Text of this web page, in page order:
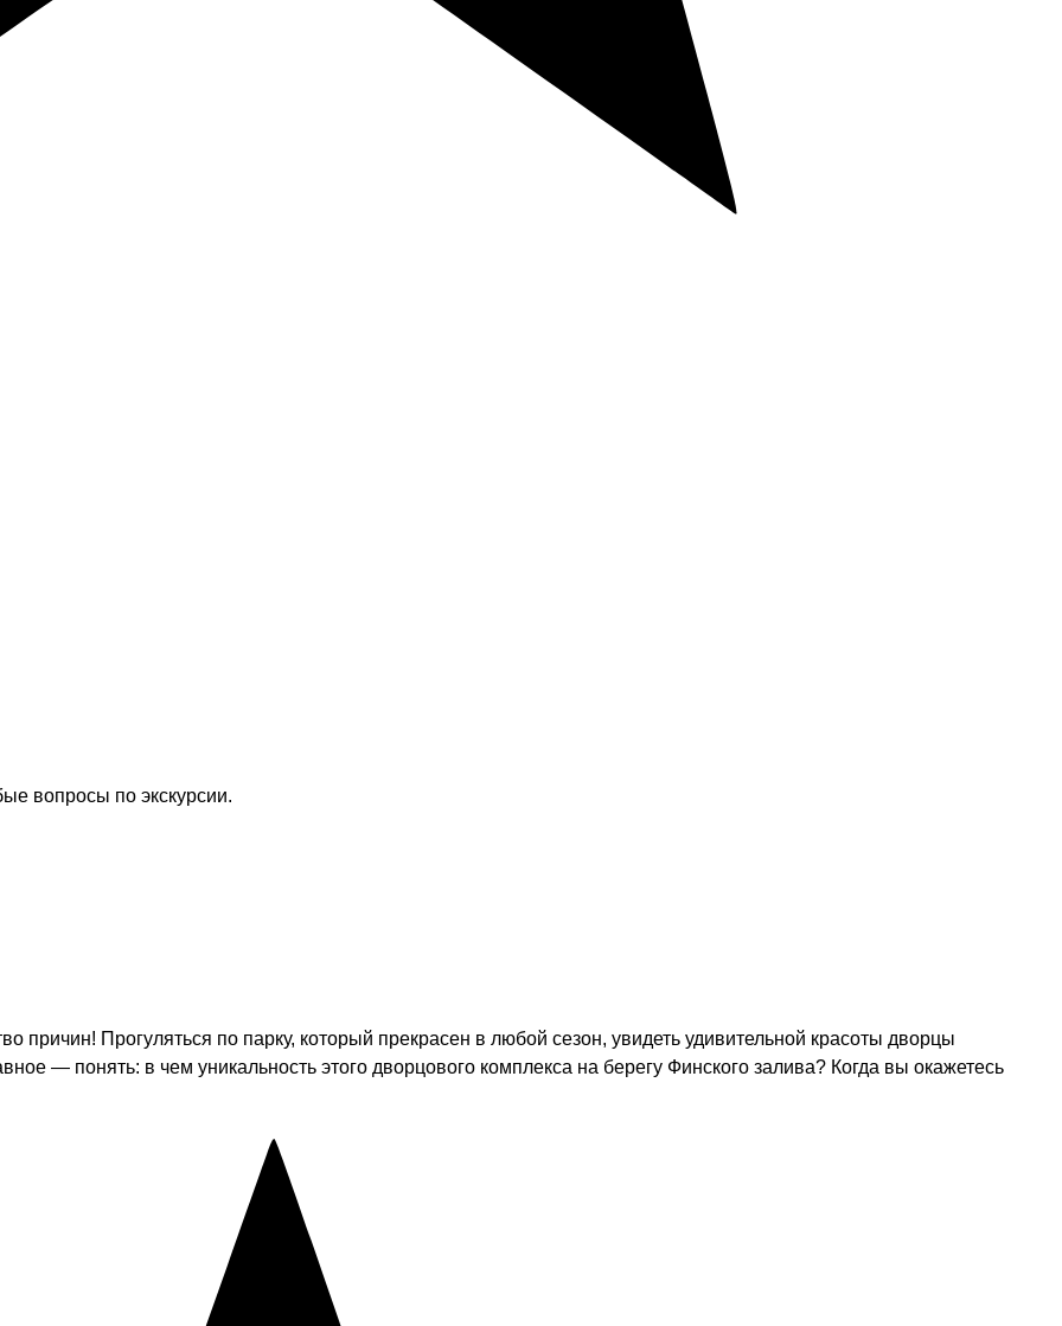
вопросы по экскурсии.
причин! Прогуляться по парку, который прекрасен в любой сезон, увидеть удивительной красоты дворцы
— понять: в чем уникальность этого дворцового комплекса на берегу Финского залива? Когда вы окажетесь